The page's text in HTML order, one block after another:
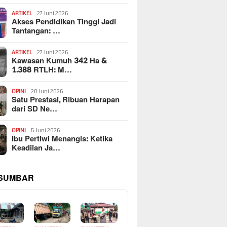
ARTIKEL 27 Juni 2026
Akses Pendidikan Tinggi Jadi
Tantangan: …
ARTIKEL 27 Juni 2026
Kawasan Kumuh 342 Ha &
1.388 RTLH: M…
OPINI 20 Juni 2026
Satu Prestasi, Ribuan Harapan
dari SD Ne…
OPINI 5 Juni 2026
Ibu Pertiwi Menangis: Ketika
Keadilan Ja…